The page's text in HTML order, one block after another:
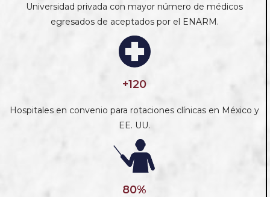
Universidad privada con mayor número de médicos
egresados de aceptados por el ENARM.
+120
Hospitales en convenio para rotaciones clínicas en México y
EE. UU.
80%